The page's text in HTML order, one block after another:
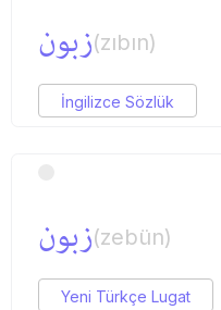
زبون(zıbın)
İngilizce Sözlük
زبون(zebün)
Yeni Türkçe Lugat